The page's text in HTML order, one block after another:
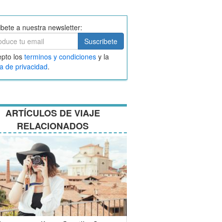
a nuestra newsletter:
Suscribete
los terminos y condiciones y la
de privacidad.
ARTÍCULOS DE VIAJE
RELACIONADOS